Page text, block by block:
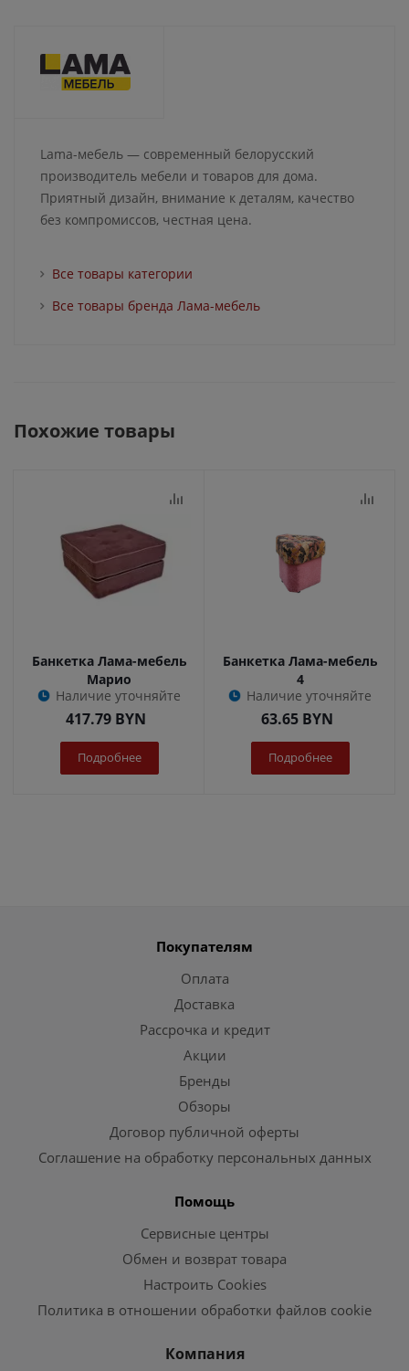
Lama-мебель — современный белорусский
производитель мебели и товаров для дома.
Приятный дизайн, внимание к деталям, качество
без компромиссов, честная цена.
Все товары категории
Все товары бренда Лама-мебель
Похожие товары
Банкетка Лама-мебель
Марио
Наличие уточняйте
417.79 BYN
Подробнее
Банкетка Лама-мебель
4
Наличие уточняйте
63.65BYN
Подробнее
Покупателям
Оплата
Доставка
Рассрочка и кредит
Акции
Бренды
Обзоры
Договор публичной оферты
Соглашение на обработку персональных данных
Помощь
Сервисные центры
Обмен и возврат товара
Настроить Cookies
Политика в отношении обработки файлов cookie
Компания